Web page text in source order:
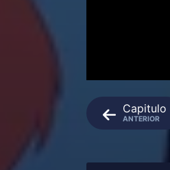
Capitulo
ANTERIOR